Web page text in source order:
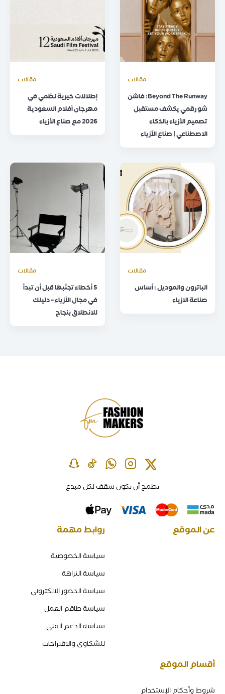
مقالات
Beyond The Runway: فاشن
شو رقمي يكشف مستقبل
تصميم الأزياء بالذكاء
الاصطناعي | صناع الأزياء
مقالات
إطلالات خيرية نظمي في
مهرجان أفلام السعودية
2026 مع صناع الأزياء
مقالات
الباترون والموديل : أساس
صناعة الازياء
مقالات
5 أخطاء تجنّبها قبل أن تبدأ
في مجال الأزياء – دليلك
للانطلاق بنجاح
نطمح أن نكون سقف لكل مبدع
عن الموقع روابط مهمة
سياسة الخصوصية
سياسة النزاهة
سياسة الحضور الالكتروني
سياسة طاقم العمل
سياسة الدعم الفني
للشكاوى والاقتراحات
أقسام الموقع
شروط وأحكام الإستخدام